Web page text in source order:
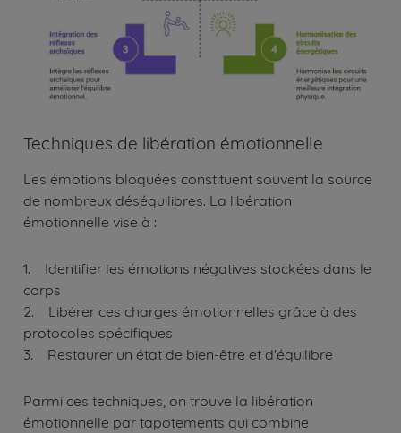
Techniques de libération émotionnelle
Les émotions bloquées constituent souvent la source
de nombreux déséquilibres. La libération
émotionnelle vise à :
1. Identifier les émotions négatives stockées dans le
corps
2. Libérer ces charges émotionnelles grâce à des
protocoles spécifiques
3. Restaurer un état de bien-être et d'équilibre
Parmi ces techniques, on trouve la libération
émotionnelle par tapotements qui combine